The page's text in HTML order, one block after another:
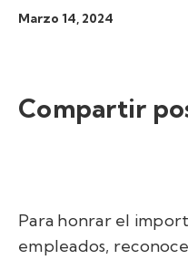
Marzo 14, 2024
Compartir
Para honrar el
empleados,